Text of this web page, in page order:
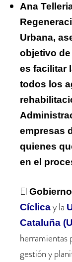
Ana
Urbana,
objetivo
es facilitar
todos los
empresas
quienes
en el
El
Cíclicay la
Cataluña
herramientas
gestión y